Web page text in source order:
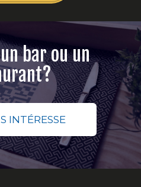
bar ou un
INTÉRESSE